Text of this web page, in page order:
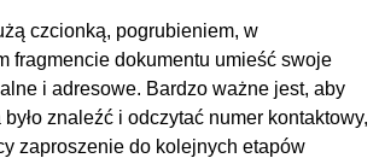
czcionką, pogrubieniem, w
fragmencie dokumentu umieść swoje
i adresowe. Bardzo ważne jest, aby
było znaleźć i odczytać numer kontaktowy,
zaproszenie do kolejnych etapów